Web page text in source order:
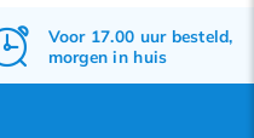
Gratisverzenden
&retourneren